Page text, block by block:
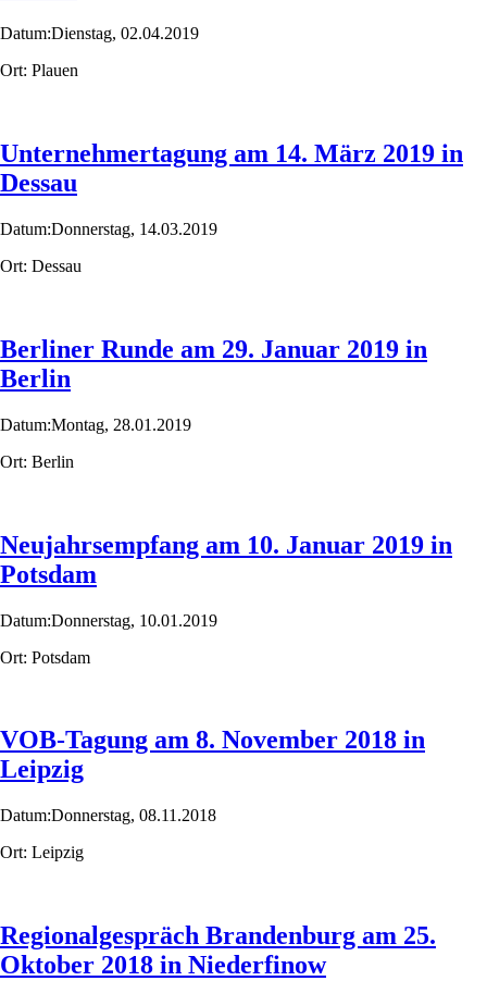
Datum:Dienstag, 02.04.2019
Ort: Plauen
Unternehmertagung am 14. März 2019 in
Dessau
Datum:Donnerstag, 14.03.2019
Ort: Dessau
Berliner Runde am 29. Januar 2019 in
Berlin
Datum:Montag, 28.01.2019
Ort: Berlin
Neujahrsempfang am 10. Januar 2019 in
Potsdam
Datum:Donnerstag, 10.01.2019
Ort: Potsdam
VOB-Tagung am 8. November 2018 in
Leipzig
Datum:Donnerstag, 08.11.2018
Ort: Leipzig
Regionalgespräch Brandenburg am 25.
Oktober 2018 in Niederfinow